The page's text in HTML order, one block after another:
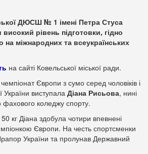
ДЮСШ № 1 імені Петра Стуса
рівень підготовки, гідно
на міжнародних та всеукраїнських
на сайті Ковельської міської ради.
Європи з сумо серед чоловіків і
України виступала Діана Рисьова, нині
фахового коледжу спорту.
50 кг Діана здобула чотири впевнені
Європи. На честь спортсменки
України та пролунав Державний